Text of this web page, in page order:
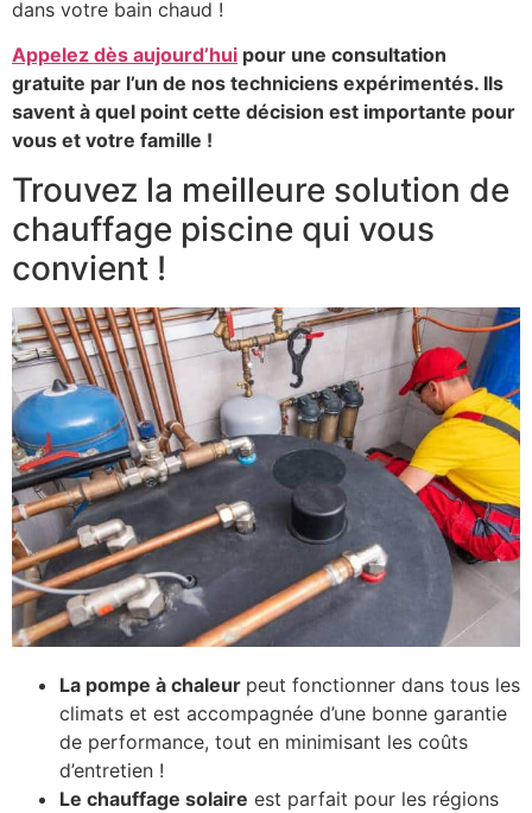
dans votre bain chaud !
Appelez dès aujourd’hui pour une consultation
gratuite par l’un de nos techniciens expérimentés. Ils
savent à quel point cette décision est importante pour
vous et votre famille !
Trouvez la meilleure solution de
chauffage piscine qui vous
convient !
La pompe à chaleur peut fonctionner dans tous les
climats et est accompagnée d’une bonne garantie
de performance, tout en minimisant les coûts
d’entretien !
Le chauffage solaire est parfait pour les régions